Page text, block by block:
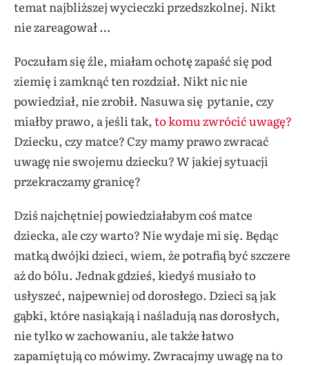
temat najbliższej wycieczki przedszkolnej. Nikt
nie zareagował …
Poczułam się źle, miałam ochotę zapaść się pod
ziemię i zamknąć ten rozdział. Nikt nic nie
powiedział, nie zrobił. Nasuwa się pytanie, czy
miałby prawo, a jeśli tak, to komu zwrócić uwagę?
Dziecku, czy matce? Czy mamy prawo zwracać
uwagę nie swojemu dziecku? W jakiej sytuacji
przekraczamy granicę?
Dziś najchętniej powiedziałabym coś matce
dziecka, ale czy warto? Nie wydaje mi się. Będąc
matką dwójki dzieci, wiem, że potrafią być szczere
aż do bólu. Jednak gdzieś, kiedyś musiało to
usłyszeć, najpewniej od dorosłego. Dzieci są jak
gąbki, które nasiąkają i naśladują nas dorosłych,
nie tylko w zachowaniu, ale także łatwo
zapamiętują co mówimy. Zwracajmy uwagę na to